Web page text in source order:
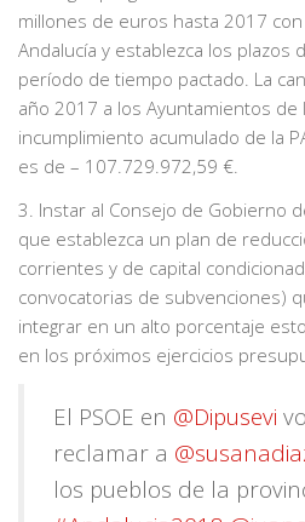
millones de euros hasta 2017
Andalucía y establezca los plazos
período de tiempo pactado. La
año 2017 a los Ayuntamientos de
incumplimiento acumulado de la
es de – 107.729.972,59 €.
3. Instar al Consejo de Gobierno
que establezca un plan de
corrientes y de capital
convocatorias de subvenciones)
integrar en un alto porcentaje
en los próximos ejercicios
El PSOE en @Dipusevi
reclamar a
los pueblos de la